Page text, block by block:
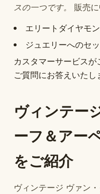
スの一つです。
販売
エリートダイヤモ
ジュエリーへのセ
カスタマーサービス
ご質問にお答えいたし
ヴィンテー
ーフ＆アー
をご紹介
ヴィンテージ ヴァン